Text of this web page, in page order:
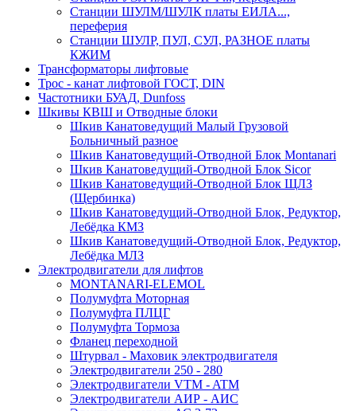
Станции ШУЛМ/ШУЛК платы ЕИЛА...,
переферия
Станции ШУЛР, ПУЛ, СУЛ, РАЗНОЕ платы
КЖИМ
Трансформаторы лифтовые
Трос - канат лифтовой ГОСТ, DIN
Частотники БУАД, Dunfoss
Шкивы КВШ и Отводные блоки
Шкив Канатоведущий Малый Грузовой
Больничный разное
Шкив Канатоведущий-Отводной Блок Montanari
Шкив Канатоведущий-Отводной Блок Sicor
Шкив Канатоведущий-Отводной Блок ЩЛЗ
(Щербинка)
Шкив Канатоведущий-Отводной Блок, Редуктор,
Лебёдка КМЗ
Шкив Канатоведущий-Отводной Блок, Редуктор,
Лебёдка МЛЗ
Электродвигатели для лифтов
MONTANARI-ELEMOL
Полумуфта Моторная
Полумуфта ПЛЦГ
Полумуфта Тормоза
Фланец переходной
Штурвал - Маховик электродвигателя
Электродвигатели 250 - 280
Электродвигатели VTM - ATM
Электродвигатели АИР - АИС